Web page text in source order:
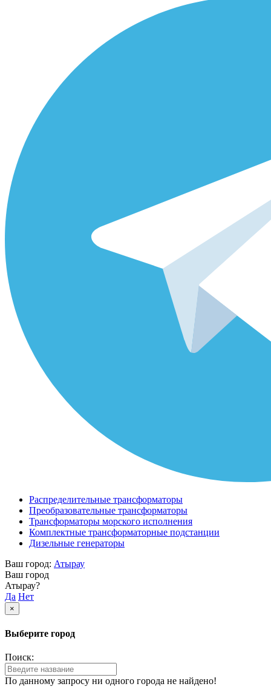
Распределительные трансформаторы
Преобразовательные трансформаторы
Трансформаторы морского исполнения
Комплектные трансформаторные подстанции
Дизельные генераторы
Ваш город: Атырау
Ваш город
Атырау?
Да Нет
×
Выберите город
Поиск:
По данному запросу ни одного города не найдено!